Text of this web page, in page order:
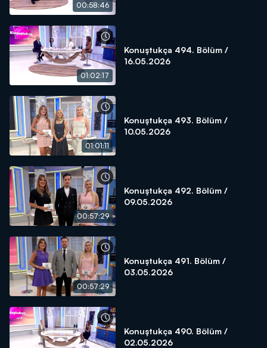
00:58:46
01:02:17
Konuştukça 494. Bölüm /
16.05.2026
01:01:11
Konuştukça 493. Bölüm /
10.05.2026
00:57:29
Konuştukça 492. Bölüm /
09.05.2026
00:57:29
Konuştukça 491. Bölüm /
03.05.2026
Konuştukça 490. Bölüm /
02.05.2026